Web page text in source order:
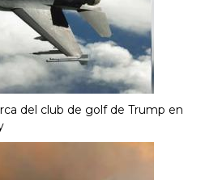
del club de golf de Trump en